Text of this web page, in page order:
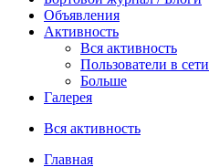
Объявления
Активность
Вся активность
Пользователи в сети
Больше
Галерея
Вся активность
Главная